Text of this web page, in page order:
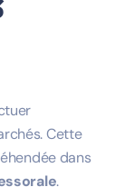
Cette
dans
.